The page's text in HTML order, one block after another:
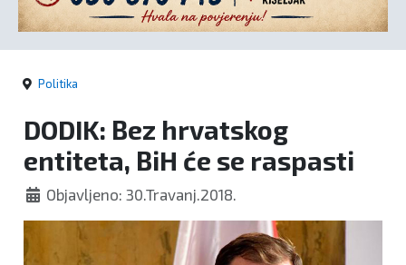
Politika
Politika
DODIK: Bez hrvatskog
entiteta, BiH će se raspasti
Objavljeno: 30.Travanj.2018.